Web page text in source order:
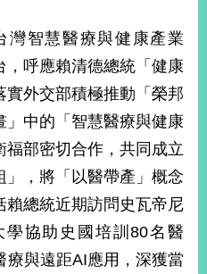
灣智慧醫療與健康產業
，呼應賴清德總統「健康
實外交部積極推動「榮邦
」中的「智慧醫療與健康
福部密切合作，共同成立
」，將「以醫帶產」概念
賴總統近期訪問史瓦帝尼
協助史國培訓80名醫
療與遠距AI應用，深獲當